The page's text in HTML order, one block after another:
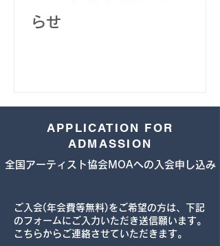
らせ
APPLICATION FOR
ADMASSION
全国アーティスト協会MOAへの入会申し込み
ご入会(年会費等無料)をご希望の方は、下記
のフォームにご入力いただき送信願います。
こちらからご連絡させていただきます。